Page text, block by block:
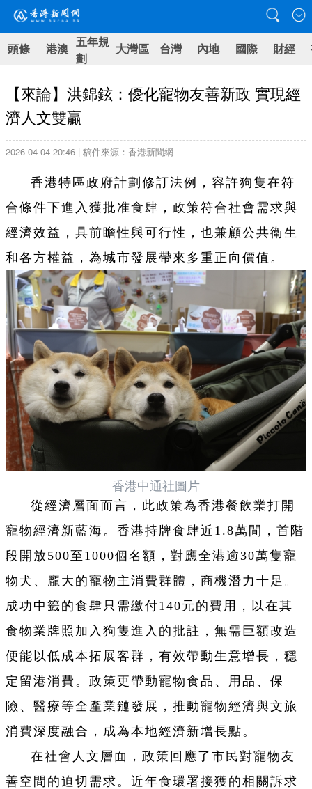
頭條 港澳 五年規
劃
大灣區 台灣 內地 國際 財經
【來論】洪錦鉉：優化寵物友善新政 實現經
濟人文雙贏
2026-04-04 20:46 | 稿件來源：香港新聞網
香港特區政府計劃修訂法例，容許狗隻在符
合條件下進入獲批准食肆，政策符合社會需求與
經濟效益，具前瞻性與可行性，也兼顧公共衛生
和各方權益，為城市發展帶來多重正向價值。
香港中通社圖片
從經濟層面而言，此政策為香港餐飲業打開
寵物經濟新藍海。香港持牌食肆近1.8萬間，首階
段開放500至1000個名額，對應全港逾30萬隻寵
物犬、龐大的寵物主消費群體，商機潛力十足。
成功中籤的食肆只需繳付140元的費用，以在其
食物業牌照加入狗隻進入的批註，無需巨額改造
便能以低成本拓展客群，有效帶動生意增長，穩
定留港消費。政策更帶動寵物食品、用品、保
險、醫療等全產業鏈發展，推動寵物經濟與文旅
消費深度融合，成為本地經濟新增長點。
在社會人文層面，政策回應了市民對寵物友
善空間的迫切需求。近年食環署接獲的相關訴求